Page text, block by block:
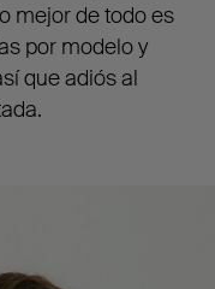
mejor de todo es
por modelo y
que adiós al